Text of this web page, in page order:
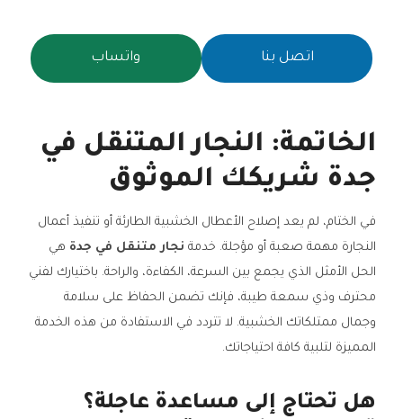
اتصل بنا واتساب
الخاتمة: النجار المتنقل في
جدة شريكك الموثوق
في الختام، لم يعد إصلاح الأعطال الخشبية الطارئة أو تنفيذ أعمال
النجارة مهمة صعبة أو مؤجلة. خدمة نجار متنقل في جدة هي
الحل الأمثل الذي يجمع بين السرعة، الكفاءة، والراحة. باختيارك لفني
محترف وذي سمعة طيبة، فإنك تضمن الحفاظ على سلامة
وجمال ممتلكاتك الخشبية. لا تتردد في الاستفادة من هذه الخدمة
المميزة لتلبية كافة احتياجاتك.
هل تحتاج إلى مساعدة عاجلة؟